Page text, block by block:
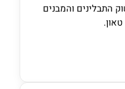
התבלינים והמבנים